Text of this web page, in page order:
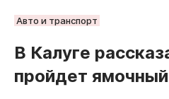
РУБРИКИ
Новости компаний
Статьи
Авто и транспорт
В Калуге
пройдет